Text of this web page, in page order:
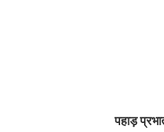
पहाड़